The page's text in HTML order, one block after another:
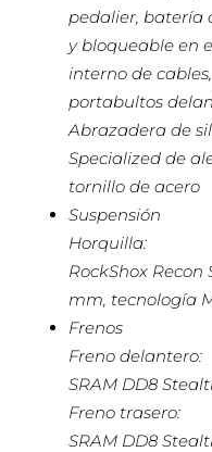
pedalier,
y bloqueable en
interno de
portabultos
Abrazadera de
Specialized de
tornillo de acero
Suspensión
Horquilla:
RockShox Recon
mm, tecnología
Frenos
Freno delantero:
SRAM DD8
Freno trasero:
SRAM DD8